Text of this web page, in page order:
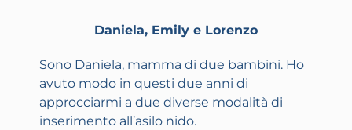
Daniela, Emily e Lorenzo
Sono Daniela, mamma di due bambini. Ho
avuto modo in questi due anni di
approcciarmi a due diverse modalità di
inserimento all’asilo nido.